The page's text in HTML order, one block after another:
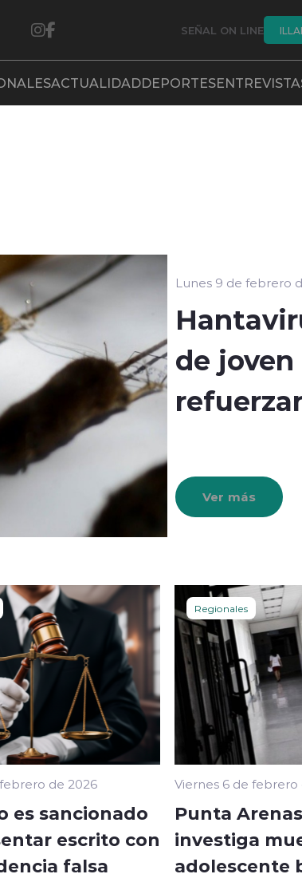
SEÑAL ON LINE
ACTUALIDADDEPORTES
Lunes 9 de febrero
de
Ver más
de 2026
es sancionado
escrito con
falsa
Regionales
Viernes 6 de febrero
Punta
investiga
adolescente